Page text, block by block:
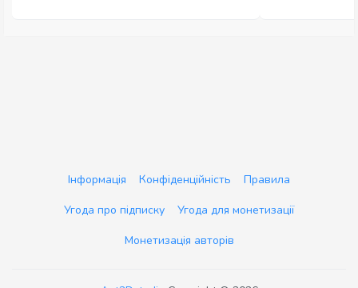
Інформація Конфіденційність
Правила
Угода про підписку
Угода для монетизації
Монетизація авторів